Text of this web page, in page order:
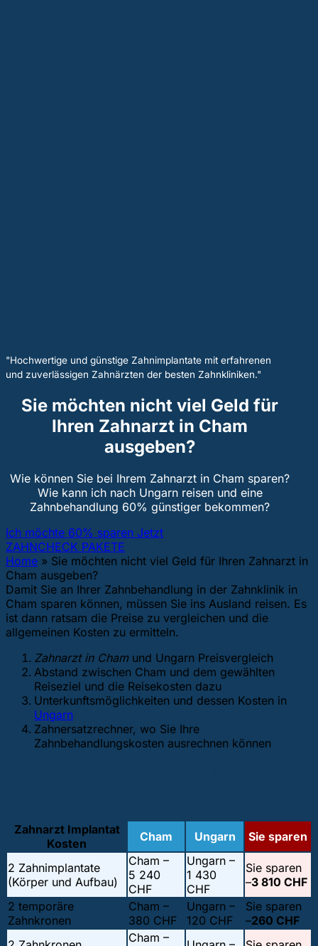
"Hochwertige und günstige Zahnimplantate mit erfahrenen
und zuverlässigen Zahnärzten der besten Zahnkliniken."
Sie möchten nicht viel Geld für
Ihren Zahnarzt in Cham
ausgeben?
Wie können Sie bei Ihrem Zahnarzt in Cham sparen?
Wie kann ich nach Ungarn reisen und eine
Zahnbehandlung 60% günstiger bekommen?
Ich möchte 60% sparen Jetzt
ZAHNCHECK PAKETE
Home » Sie möchten nicht viel Geld für Ihren Zahnarzt in
Cham ausgeben?
Damit Sie an Ihrer Zahnbehandlung in der Zahnklinik in
Cham sparen können, müssen Sie ins Ausland reisen. Es
ist dann ratsam die Preise zu vergleichen und die
allgemeinen Kosten zu ermitteln.
Zahnarzt in Chamund Ungarn Preisvergleich
Abstand zwischen Cham und dem gewählten
Reiseziel und die Reisekosten dazu
Unterkunftsmöglichkeiten und dessen Kosten in
Ungarn
Zahnersatzrechner, wo Sie Ihre
Zahnbehandlungskosten ausrechnen können
Zahnarzt Implantat
Kosten
Cham Ungarn Sie sparen
2 Zahnimplantate
(Körper und Aufbau)
Cham –
5 240
CHF
Ungarn –
1 430
CHF
Sie sparen
–3 810 CHF
2 temporäre
Zahnkronen
Cham –
380 CHF
Ungarn –
120 CHF
Sie sparen
–260 CHF
Cham –